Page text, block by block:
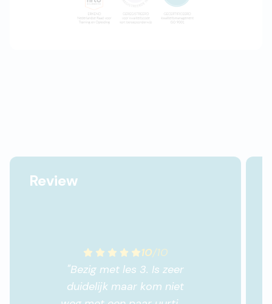
Review
10/10
"Bezig met les 3. Is zeer
duidelijk maar kom niet